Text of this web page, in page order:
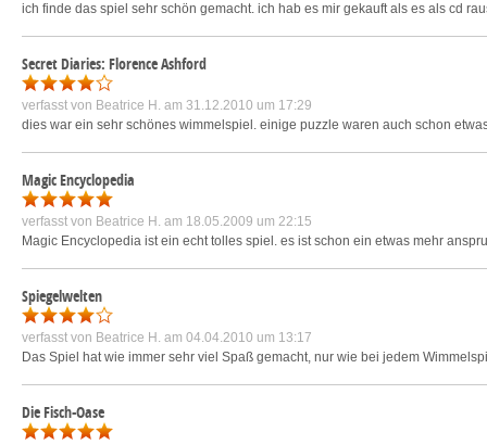
ich finde das spiel sehr schön gemacht. ich hab es mir gekauft als es als cd
Secret Diaries: Florence Ashford
verfasst von Beatrice H. am 31.12.2010 um 17:29
dies war ein sehr schönes wimmelspiel. einige puzzle waren auch schon
Magic Encyclopedia
verfasst von Beatrice H. am 18.05.2009 um 22:15
Magic Encyclopedia ist ein echt tolles spiel. es ist schon ein etwas mehr
Spiegelwelten
verfasst von Beatrice H. am 04.04.2010 um 13:17
Das Spiel hat wie immer sehr viel Spaß gemacht, nur wie bei jedem
Die Fisch-Oase